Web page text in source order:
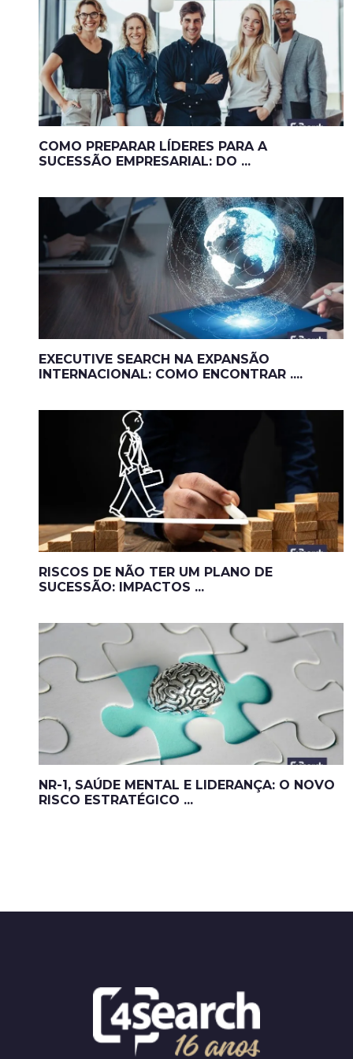
COMO PREPARAR LÍDERES PARA A
SUCESSÃO EMPRESARIAL: DO ...
EXECUTIVE SEARCH NA EXPANSÃO
INTERNACIONAL: COMO ENCONTRAR ....
RISCOS DE NÃO TER UM PLANO DE
SUCESSÃO: IMPACTOS ...
NR-1, SAÚDE MENTAL E LIDERANÇA: O NOVO
RISCO ESTRATÉGICO ...